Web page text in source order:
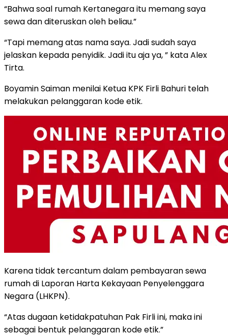
“Bahwa soal rumah Kertanegara itu memang saya
sewa dan diteruskan oleh beliau.”
“Tapi memang atas nama saya. Jadi sudah saya
jelaskan kepada penyidik. Jadi itu aja ya, ” kata Alex
Tirta.
Boyamin Saiman menilai Ketua KPK Firli Bahuri telah
melakukan pelanggaran kode etik.
Karena tidak tercantum dalam pembayaran sewa
rumah di Laporan Harta Kekayaan Penyelenggara
Negara (LHKPN).
“Atas dugaan ketidakpatuhan Pak Firli ini, maka ini
sebagai bentuk pelanggaran kode etik.”